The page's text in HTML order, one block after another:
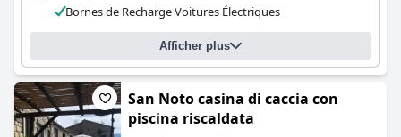
Bornes de Recharge Voitures Électriques
Afficher plus
San Noto casina di caccia con
piscina riscaldata